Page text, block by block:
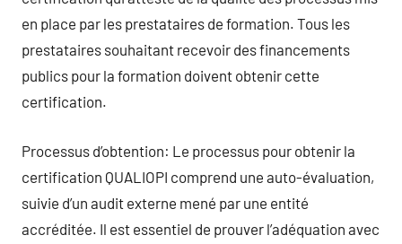
en place par les prestataires de formation. Tous les
prestataires souhaitant recevoir des financements
publics pour la formation doivent obtenir cette
certification.
Processus d’obtention: Le processus pour obtenir la
certification QUALIOPI comprend une auto-évaluation,
suivie d’un audit externe mené par une entité
accréditée. Il est essentiel de prouver l’adéquation avec